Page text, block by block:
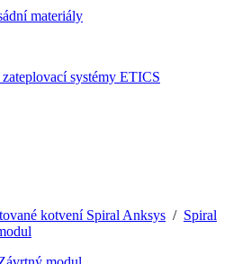
materiály
systémy ETICS
kotvení Spiral Anksys / Spiral